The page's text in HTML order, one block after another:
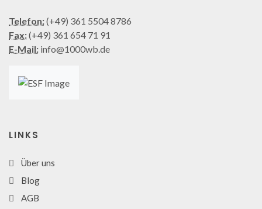
Telefon:(+49) 361 5504 8786
Fax:(+49) 361 654 71 91
E-Mail: info@1000wb.de
LINKS
Über uns
Blog
AGB